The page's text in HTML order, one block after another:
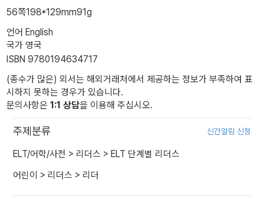
56쪽198*129mm91g
언어 English
국가 영국
ISBN 9780194634717
(종수가 많은) 외서는 해외거래처에서 제공하는 정보가 부족하여 표
시하지 못하는 경우가 있습니다.
문의사항은 1:1 상담을 이용해 주십시오.
주제분류 신간알림 신청
ELT/어학/사전 > 리더스 > ELT 단계별 리더스
어린이 > 리더스 > 리더